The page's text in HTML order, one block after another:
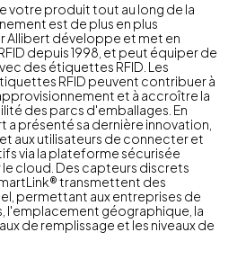
votre produit tout au long de la
est de plus en plus
Allibert développe et met en
depuis 1998, et peut équiper de
des étiquettes RFID. Les
RFID peuvent contribuer à
et à accroître la
des parcs d'emballages. En
a présenté sa dernière innovation,
aux utilisateurs de connecter et
via la plateforme sécurisée
le cloud. Des capteurs discrets
transmettent des
permettant aux entreprises de
l'emplacement géographique, la
de remplissage et les niveaux de